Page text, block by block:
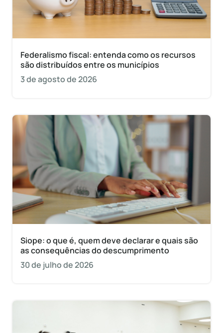
Federalismo fiscal: entenda como os recursos
são distribuídos entre os municípios
3 de agosto de 2026
Siope: o que é, quem deve declarar e quais são
as consequências do descumprimento
30 de julho de 2026